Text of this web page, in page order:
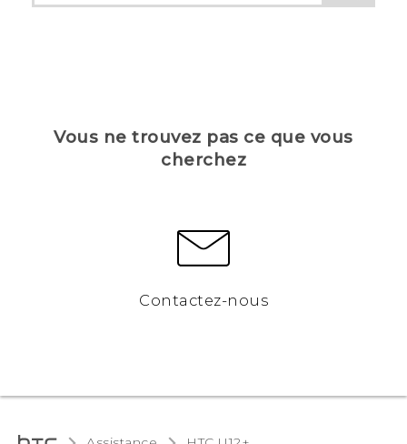
Vous ne trouvez pas ce que vous
cherchez
Contactez-nous